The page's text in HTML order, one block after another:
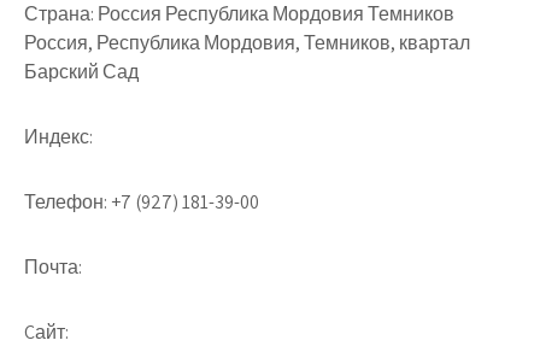
Страна: Россия Республика Мордовия Темников
Россия, Республика Мордовия, Темников, квартал
Барский Сад
Индекс:
Телефон: +7 (927) 181-39-00
Почта:
Cайт: